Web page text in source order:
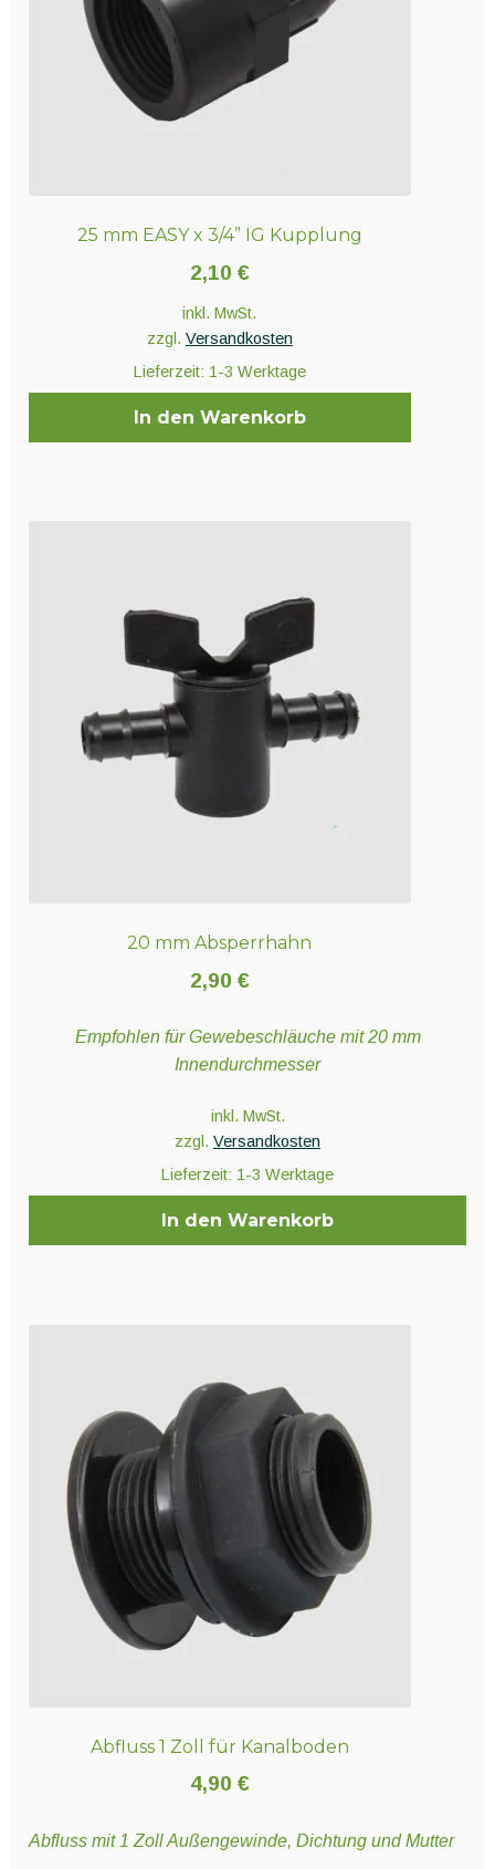
25 mm EASY x 3/4” IG Kupplung
2,10 €
inkl. MwSt.
zzgl. Versandkosten
Lieferzeit: 1-3 Werktage
In den Warenkorb
20 mm Absperrhahn
2,90 €
Empfohlen für Gewebeschläuche mit 20 mm
Innendurchmesser
inkl. MwSt.
zzgl. Versandkosten
Lieferzeit: 1-3 Werktage
In den Warenkorb
Abfluss 1 Zoll für Kanalboden
4,90 €
Abfluss mit 1 Zoll Außengewinde, Dichtung und Mutter